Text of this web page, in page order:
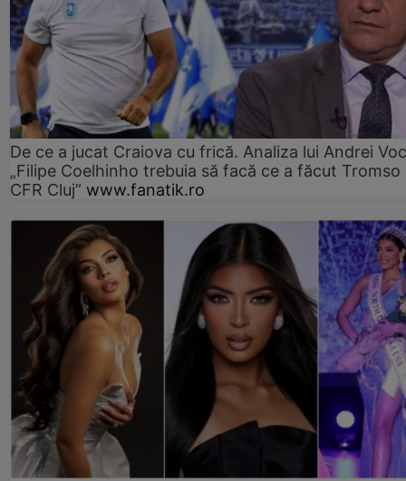
De ce a jucat Craiova cu frică. Analiza lui Andrei
„Filipe Coelhinho trebuia să facă ce a făcut Tromso
CFR Cluj” www.fanatik.ro